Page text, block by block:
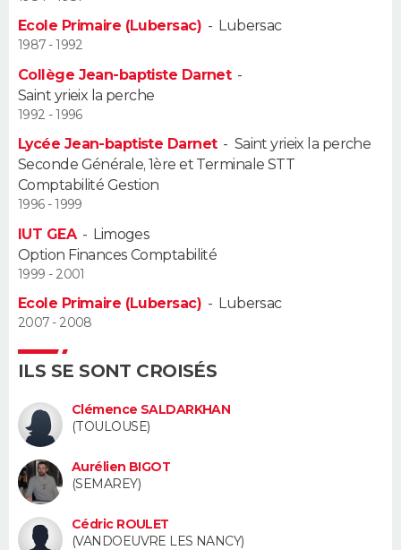
Alimentation
Guide de la santé
Maladies
Médicaments
Sommeil
VOYAGE
Destinations
City break
Voyage nature
Voyage de noces
Forum
Climat
+
PHOTO
BONS PLANS
CARTE DE VOEUX
Carte de Noël
Carte Bonne année
Carte Saint-Valentin
Carte Pâques
Carte d'anniversaire
DICTIONNAIRE
S'inscrire
Se connecter
Lycées
Collèges
Primaires
Universités
Entreprises
Service militaire
Avis de recherche
AVIS DE DÉCÈS
FORUM
Bricolage
Lifestyle
Culture
Sport
Auto
Television
Voyage
Cinema
Ecole Primaire (Lubersac) - Lubersac
1987 - 1992
Collège Jean-baptiste Darnet-
Saint yrieix la perche
1992 - 1996
Lycée Jean-baptiste Darnet- Saint yrieix la perche
Seconde Générale, 1ère et Terminale STT
Comptabilité Gestion
1996 - 1999
IUT GEA- Limoges
Option Finances Comptabilité
1999 - 2001
Ecole Primaire (Lubersac) - Lubersac
2007 - 2008
ILS SE SONT CROISÉS
Clémence SALDARKHAN
(TOULOUSE)
Aurélien BIGOT
(SEMAREY)
Cédric ROULET
(VANDOEUVRE LES NANCY)